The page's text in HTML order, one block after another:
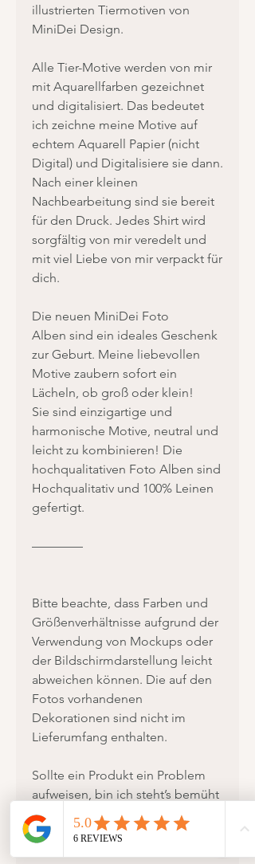
illustrierten Tiermotiven von
MiniDei Design.
Alle Tier-Motive werden von mir
mit Aquarellfarben gezeichnet
und digitalisiert. Das bedeutet
ich zeichne meine Motive auf
echtem Aquarell Papier (nicht
Digital) und Digitalisiere sie dann.
Nach einer kleinen
Nachbearbeitung sind sie bereit
für den Druck. Jedes Shirt wird
sorgfältig von mir veredelt und
mit viel Liebe von mir verpackt für
dich.
Die neuen MiniDei Foto
Alben sind ein ideales Geschenk
zur Geburt. Meine liebevollen
Motive zaubern sofort ein
Lächeln, ob groß oder klein!
Sie sind einzigartige und
harmonische Motive, neutral und
leicht zu kombinieren! Die
hochqualitativen Foto Alben sind
Hochqualitativ und 100% Leinen
gefertigt.
————
Bitte beachte, dass Farben und
Größenverhältnisse aufgrund der
Verwendung von Mockups oder
der Bildschirmdarstellung leicht
abweichen können. Die auf den
Fotos vorhandenen
Dekorationen sind nicht im
Lieferumfang enthalten.
Sollte ein Produkt ein Problem
aufweisen, bin ich steht’s bemüht
eine Lösung zu finden. Beachte
jedoch, dass Rücksendungen